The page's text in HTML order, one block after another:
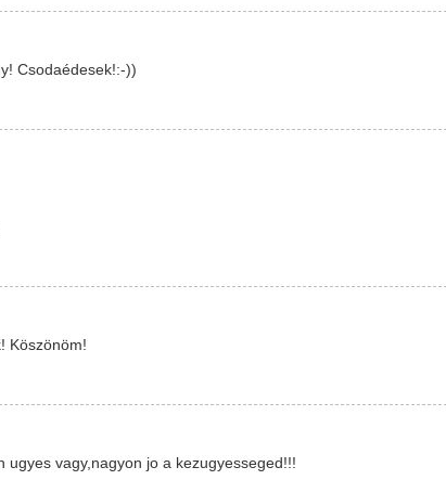
Csodaédesek!:-))
Köszönöm!
ugyes vagy,nagyon jo a kezugyesseged!!!